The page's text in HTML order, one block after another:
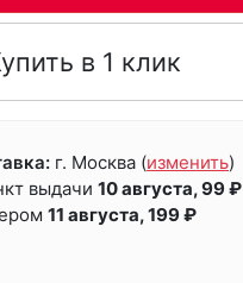
в 1 клик
г. Москва (изменить)
выдачи 10 августа, 99 ₽
11 августа, 199 ₽